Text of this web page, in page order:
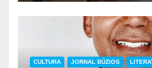
CULTURA JORNAL BÚZIOS